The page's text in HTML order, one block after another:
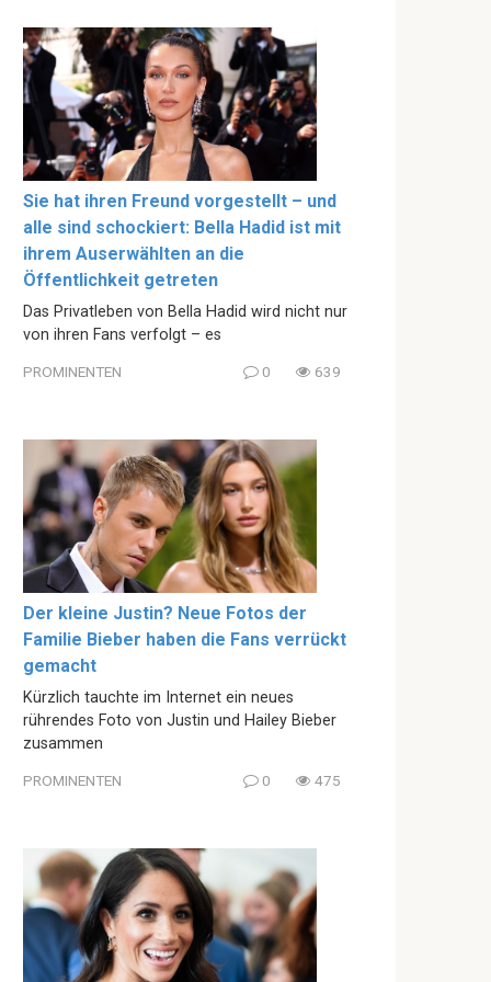
Sie hat ihren Freund vorgestellt – und
alle sind schockiert: Bella Hadid ist mit
ihrem Auserwählten an die
Öffentlichkeit getreten
Das Privatleben von Bella Hadid wird nicht nur
von ihren Fans verfolgt – es
PROMINENTEN 0 639
Der kleine Justin? Neue Fotos der
Familie Bieber haben die Fans verrückt
gemacht
Kürzlich tauchte im Internet ein neues
rührendes Foto von Justin und Hailey Bieber
zusammen
PROMINENTEN 0 475